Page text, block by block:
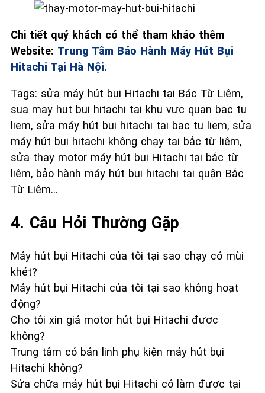
Chi tiết quý khách có thể tham khảo thêm
Website: Trung Tâm Bảo Hành Máy Hút Bụi
Hitachi Tại Hà Nội.
Tags: sửa máy hút bụi Hitachi tại Bác Từ Liêm,
sua may hut bui hitachi tai khu vưc quan bac tu
liem, sửa máy hút bụi hitachi tại bac tu liem, sửa
máy hút bụi hitachi không chạy tại bắc từ liêm,
sửa thay motor máy hút bụi Hitachi tại bắc từ
liêm, bảo hành máy hút bụi hitachi tại quận Bắc
Từ Liêm…
4. Câu Hỏi Thường Gặp
Máy hút bụi Hitachi của tôi tại sao chạy có mùi
khét?
Máy hút bụi Hitachi của tôi tại sao không hoạt
động?
Cho tôi xin giá motor hút bụi Hitachi được
không?
Trung tâm có bán linh phụ kiện máy hút bụi
Hitachi không?
Sửa chữa máy hút bụi Hitachi có làm được tại